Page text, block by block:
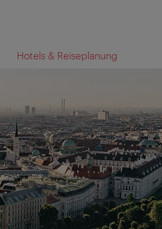
Hotels & Reiseplanung